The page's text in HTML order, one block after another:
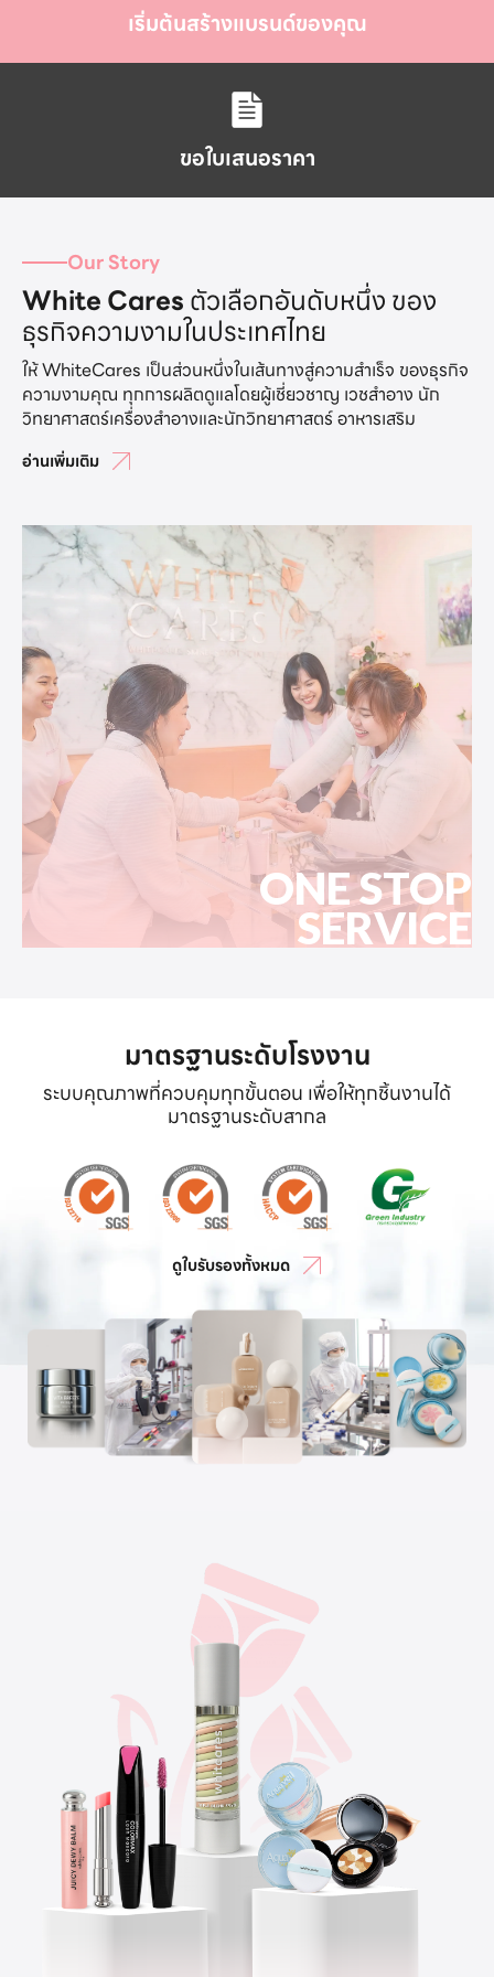
เริ่มต้นสร้างแบรนด์ของคุณ
ขอใบเสนอราคา
Our Story
White Caresตัวเลือกอันดับหนึ่ง ของ
ธุรกิจความงามในประเทศไทย
ให้ WhiteCares เป็นส่วนหนึ่งในเส้นทางสู่ความสำเร็จ ของธุรกิจ
ความงามคุณ ทุกการผลิตดูแลโดยผู้เชี่ยวชาญ เวชสำอาง นัก
วิทยาศาสตร์เครื่องสำอางและนักวิทยาศาสตร์ อาหารเสริม
อ่านเพิ่มเติม
ONE STOP
SERVICE
มาตรฐานระดับโรงงาน
ระบบคุณภาพที่ควบคุมทุกขั้นตอน เพื่อให้ทุกชิ้นงานได้
มาตรฐานระดับสากล
ดูใบรับรองทั้งหมด